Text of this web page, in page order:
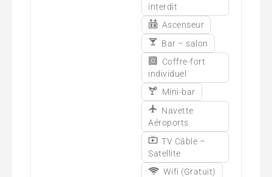
interdit
Ascenseur
Bar – salon
Coffre-fort
individuel
Mini-bar
Navette
Aéroports
TV Câble –
Satellite
Wifi (Gratuit)